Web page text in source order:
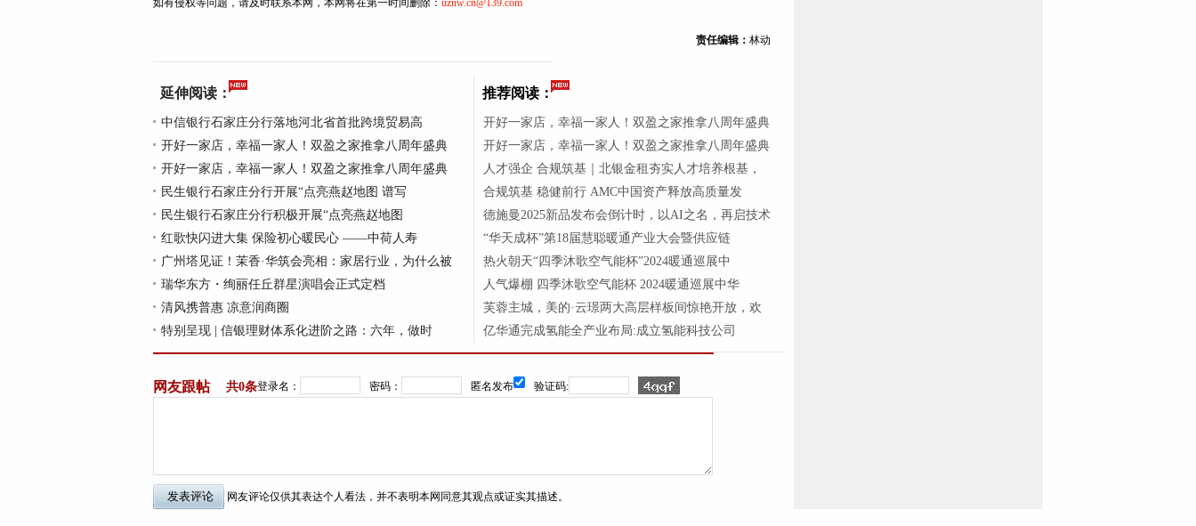
如有侵权等问题，请及时联系本网，本网将在第一时间删除： uznw.cn@139.com
责任编辑： 林动
延伸阅读：
中信银行石家庄分行落地河北省首批跨境贸易高
开好一家店，幸福一家人！双盈之家推拿八周年盛典
开好一家店，幸福一家人！双盈之家推拿八周年盛典
民生银行石家庄分行开展“点亮燕赵地图 谱写
民生银行石家庄分行积极开展“点亮燕赵地图
红歌快闪进大集 保险初心暖民心 ——中荷人寿
广州塔见证！茉香·华筑会亮相：家居行业，为什么被
瑞华东方・绚丽任丘群星演唱会正式定档
清风携普惠 凉意润商圈
特别呈现 | 信银理财体系化进阶之路：六年，做时
推荐阅读：
开好一家店，幸福一家人！双盈之家推拿八周年盛典
开好一家店，幸福一家人！双盈之家推拿八周年盛典
人才强企 合规筑基｜北银金租夯实人才培养根基，
合规筑基 稳健前行 AMC中国资产释放高质量发
德施曼2025新品发布会倒计时，以AI之名，再启技术
“华天成杯”第18届慧聪暖通产业大会暨供应链
热火朝天“四季沐歌空气能杯”2024暖通巡展中
人气爆棚 四季沐歌空气能杯 2024暖通巡展中华
芙蓉主城，美的·云璟两大高层样板间惊艳开放，欢
亿华通完成氢能全产业布局:成立氢能科技公司
网友跟帖 共0条登录名： 密码： 匿名发布 验证码:
网友评论仅供其表达个人看法，并不表明本网同意其观点或证实其描述。